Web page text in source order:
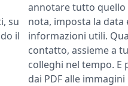
su
il
annotare tutto quello
nota, imposta la
informazioni utili.
contatto, assieme a
colleghi nel tempo.
dai PDF alle